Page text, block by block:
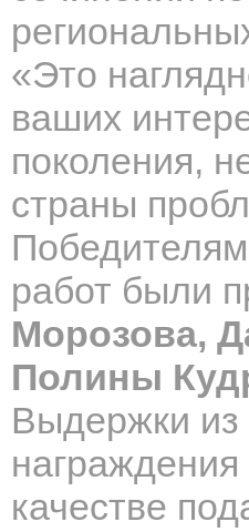
«Это
ваших
поколения,
страны
работ были
Морозова,
Полины
Выдержки из
качестве